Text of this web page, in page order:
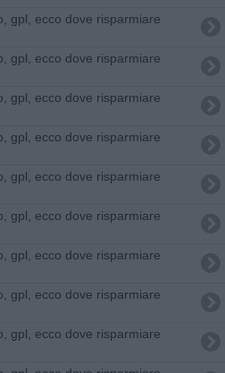
gpl, ecco dove risparmiare
gpl, ecco dove risparmiare
gpl, ecco dove risparmiare
gpl, ecco dove risparmiare
gpl, ecco dove risparmiare
gpl, ecco dove risparmiare
gpl, ecco dove risparmiare
gpl, ecco dove risparmiare
gpl, ecco dove risparmiare